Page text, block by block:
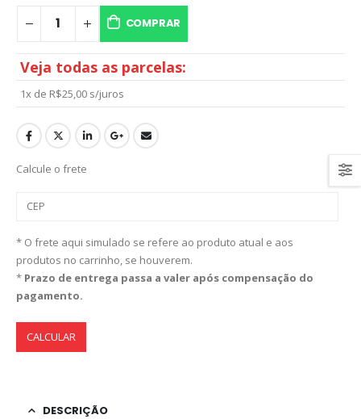
COMPRAR
Veja todas as parcelas:
1x de R$25,00 s/juros
Calcule o frete
* O frete aqui simulado se refere ao produto atual e aos
produtos no carrinho, se houverem.
* Prazo de entrega passa a valer após compensação do
pagamento.
CALCULAR
DESCRIÇÃO